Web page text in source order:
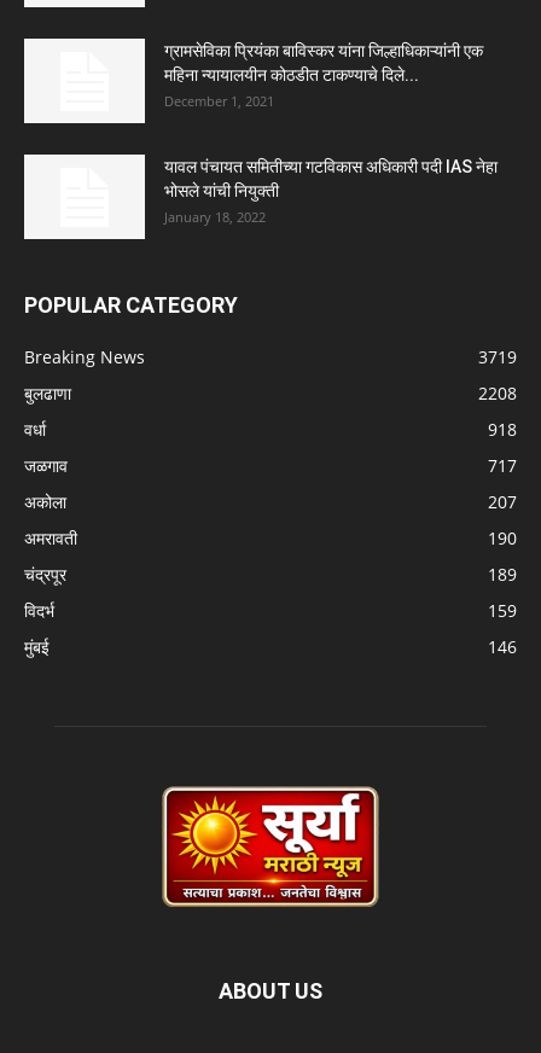
ग्रामसेविका प्रियंका बाविस्कर यांना जिल्हाधिकाऱ्यांनी एक
महिना न्यायालयीन कोठडीत टाकण्याचे दिले...
December 1, 2021
यावल पंचायत समितीच्या गटविकास अधिकारी पदी IAS नेहा
भोसले यांची नियुक्ती
January 18, 2022
POPULAR CATEGORY
Breaking News
3719
बुलढाणा
2208
वर्धा
918
जळगाव
717
अकोला
207
अमरावती
190
चंद्रपूर
189
विदर्भ
159
मुंबई
146
ABOUT US